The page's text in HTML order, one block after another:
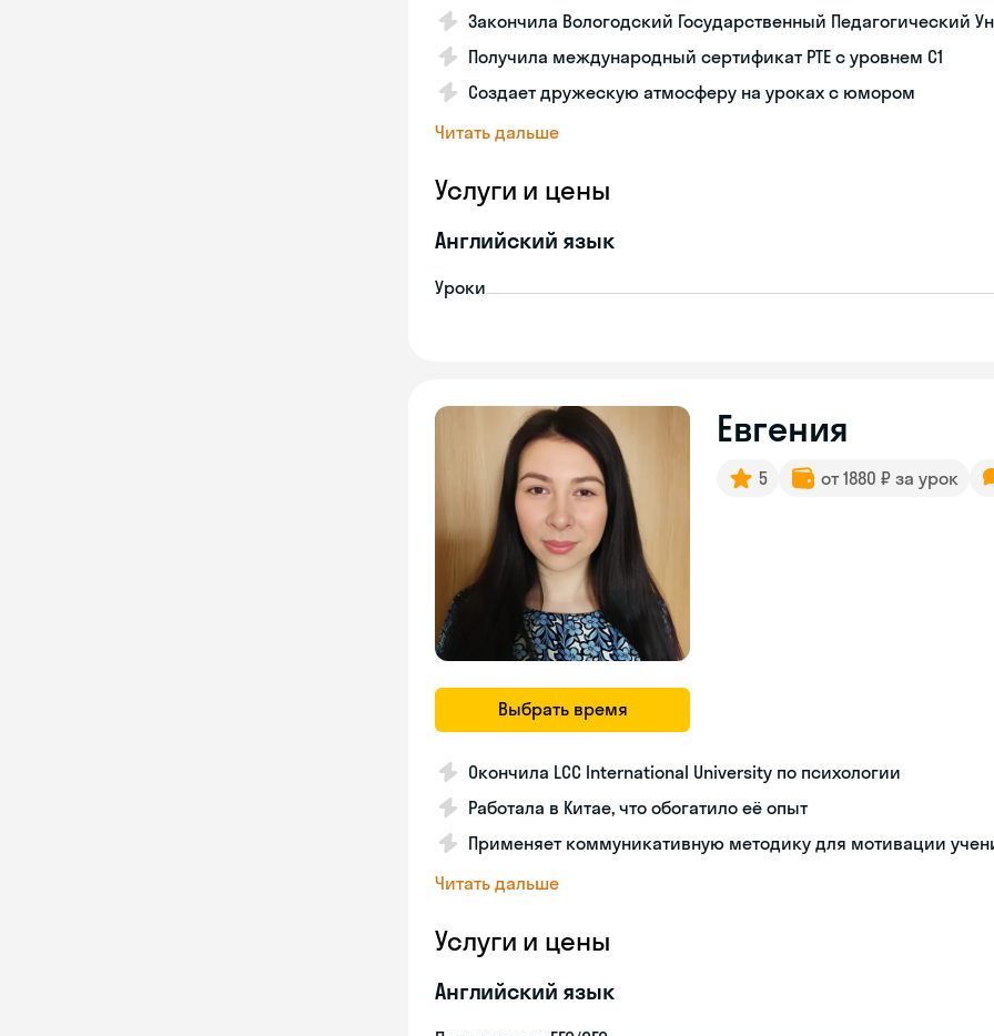
Закончила Вологодский Государственный Педагогический
Получила международный сертификат PTE с уровнем C1
Создает дружескую атмосферу на уроках с юмором
Читать дальше
Услуги и цены
Английский язык
Уроки
Выбрать время
Евгения
5 от 1880 ₽ за урок
Окончила LCC International University по психологии
Работала в Китае, что обогатило её опыт
Применяет коммуникативную методику для мотивации
Читать дальше
Услуги и цены
Английский язык